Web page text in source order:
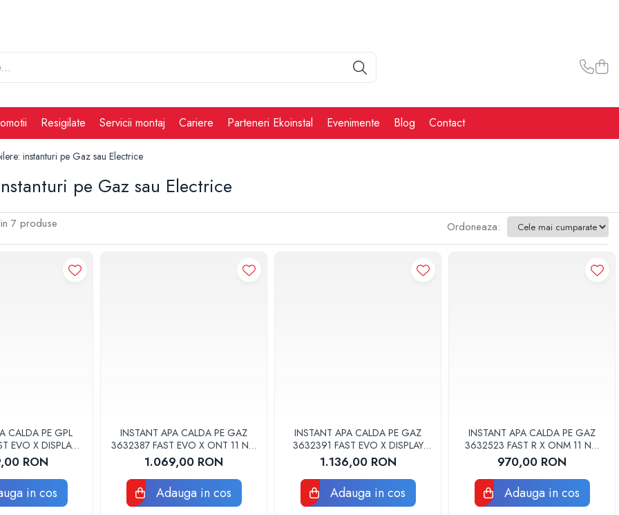
Resigilate Servicii montaj Cariere Parteneri Ekoinstal Evenimente Blog Contact
instanturi pe Gaz sau Electrice
pe Gaz sau Electrice
7 produse Ordoneaza:
CALDA PE GPL
EVO X DISPLAY
EU ARISTON
RON
in cos
INSTANT APA CALDA PE GAZ
3632387 FAST EVO X ONT 11 NG
EU ARISTON
1.069,00 RON
Adauga in cos
INSTANT APA CALDA PE GAZ
3632391 FAST EVO X DISPLAY
ONT 11 NG EU ARISTON
1.136,00 RON
Adauga in cos
INSTANT APA CALDA PE GAZ
3632523 FAST R X ONM 11 NG
ARISTON
970,00 RON
Adauga in cos